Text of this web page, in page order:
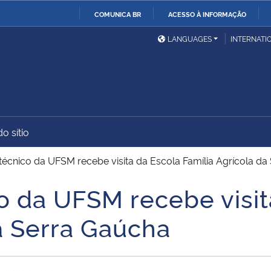
COMUNICA BR ACESSO À INFORMAÇÃO
Ministério da Defesa
Ministério das Relações
Exteriores
Ministério do
Desenvolvimento Regional
União
Advocacia-Geral da União Banco Central do Brasil
LANGUAGES
sítio
da UFSM recebe visita da Escola Família Agrícola da
da UFSM recebe
Gaúcha